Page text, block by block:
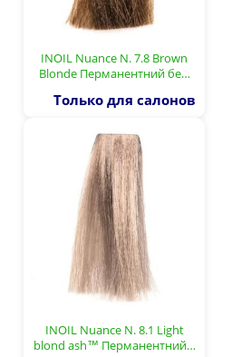
INOIL Nuance N. 7.8 Brown
Blonde Перманентний бе…
Только для салонов
INOIL Nuance N. 8.1 Light
blond ash™ Перманентний…